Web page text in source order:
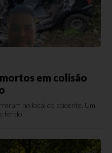
em colisão
no local do acidente. Um
ferido.